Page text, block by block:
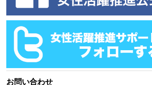
お問い合わせ